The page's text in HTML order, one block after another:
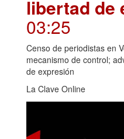
libertad de
03:25
Censo de periodistas en
mecanismo de control;
de expresión
La Clave Online